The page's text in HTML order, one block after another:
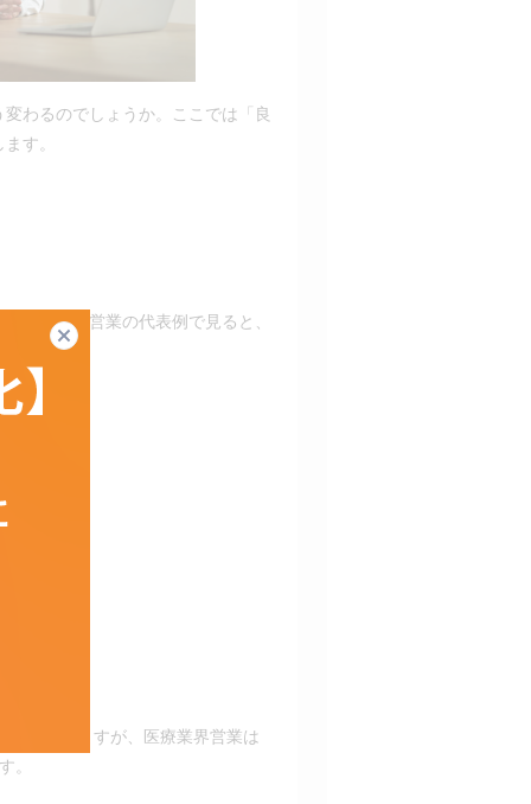
わるのでしょうか。ここでは「良
す。
医療業界営業の代表例で見ると、
でブレますが、医療業界営業は
閉じる